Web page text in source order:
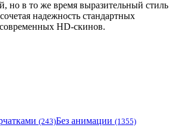
но в то же время выразительный стиль
надежность стандартных
HD-скинов.
(243)Без анимации (1355)